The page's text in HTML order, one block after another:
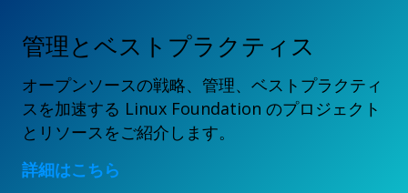
管理とベストプラクティス
オープンソースの戦略、管理、ベストプラクティ
スを加速する Linux Foundation のプロジェクト
とリソースをご紹介します。
詳細はこちら